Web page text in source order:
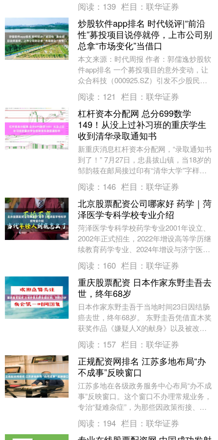
阅读： 139 栏目： 联华证券
炒股软件app排名 时代锐评|“前沿
性”募投项目说停就停，上市公司别
总拿“市场变化”当借口
本文来源：时代周报 作者：郭儒逸炒股软
件app排名 一个募投项目的意外变动，让
众合科技（000925.SZ）引发不少股民吐
槽。 7月28日晚，众合科技公告称，经....
阅读： 121 栏目： 联华证券
杠杆资本分配网 总分699数学
149！从没上过补习班的重庆学生
收到清华录取通知书
新重庆消息杠杆资本分配网，“录取通知书
到了！” 7月27日，忠县拔山镇，当18岁的
邹韵筱在邮局接过印有“清华大学”字样的
EMS信封时，他感觉很平静：“通知书到
了....
阅读： 146 栏目： 联华证券
北京股票配资公司哪家好 药学｜菏
泽医学专科学校专业介绍
菏泽医学专科学校药学专业2001年设立、
2002年正式招生，2022年增设高等学历继
续教育药学专业、2024年增设与济宁医学
院联合培养3+2专本贯通药学专业，至....
阅读： 160 栏目： 联华证券
重庆股票配资 日本作家东野圭吾去
世，终年68岁
日本作家东野圭吾于当地时间23日因结肠
癌去世，终年68岁。 东野圭吾凭借直木奖
获奖作品《嫌疑人X的献身》以及被改编
成影视作品、在日本国内外广受欢迎的
《白夜行》等....
阅读： 157 栏目： 联华证券
正规配资网排名 江苏多地布局“办
不成事”反映窗口
江苏多地在各级政务服务中心布局“办不成
事”反映窗口。这个窗口不办理常规业务，
专治“疑难杂症”，为那些因政策衔接、部
门壁垒、材料缺失等原因“办不成”的事提
供兜底受....
阅读： 194 栏目： 联华证券